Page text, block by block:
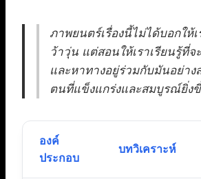
ภาพยนตร์เรื่องนี้ไม่ได้บอกให้
ว้าวุ่น แต่สอนให้เราเรียนรู้ที่จ
และหาทางอยู่ร่วมกับมันอย่าง
ตนที่แข็งแกร่งและสมบูรณ์ยิ่ง
องค์
ประกอบ
บทวิเคราะห์